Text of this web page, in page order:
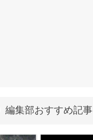
編集部おすすめ記事